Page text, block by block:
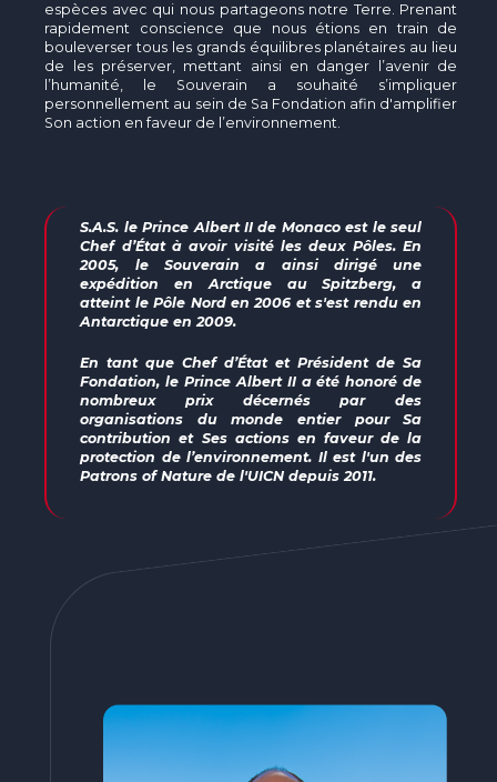
espèces avec qui nous partageons notre Terre. Prenant
rapidement conscience que nous étions en train de
bouleverser tous les grands équilibres planétaires au lieu
de les préserver, mettant ainsi en danger l’avenir de
l’humanité, le Souverain a souhaité s’impliquer
personnellement au sein de Sa Fondation afin d'amplifier
Son action en faveur de l’environnement.
S.A.S. le Prince Albert II de Monaco est le seul
Chef d’État à avoir visité les deux Pôles. En
2005, le Souverain a ainsi dirigé une
expédition en Arctique au Spitzberg, a
atteint le Pôle Nord en 2006 et s'est rendu en
Antarctique en 2009.
En tant que Chef d’État et Président de Sa
Fondation, le Prince Albert II a été honoré de
nombreux prix décernés par des
organisations du monde entier pour Sa
contribution et Ses actions en faveur de la
protection de l’environnement. Il est l'un des
Patrons of Nature de l'UICN depuis 2011.